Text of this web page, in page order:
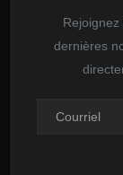
dernières